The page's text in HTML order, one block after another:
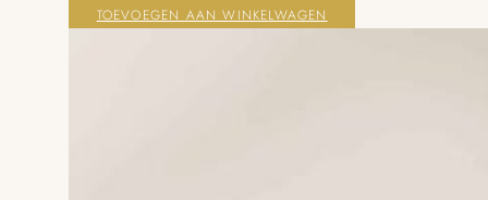
TOEVOEGEN AAN WINKELWAGEN